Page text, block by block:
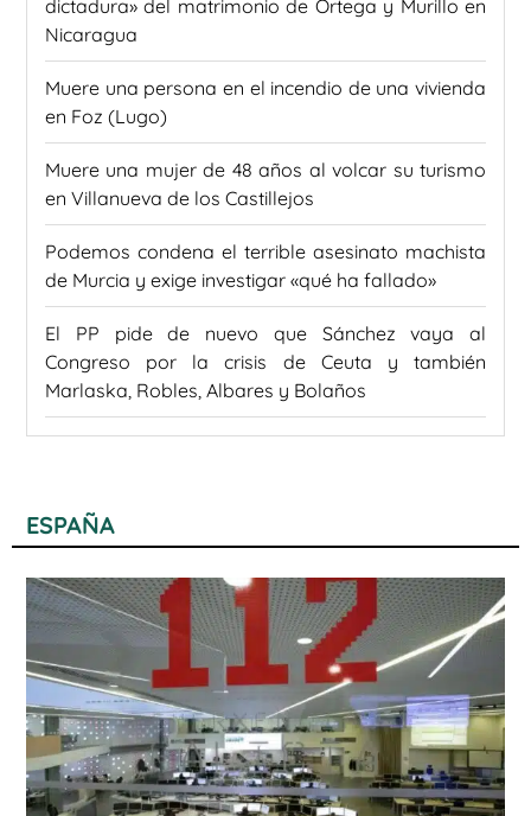
dictadura» del matrimonio de Ortega y Murillo en
Nicaragua
Muere una persona en el incendio de una vivienda
en Foz (Lugo)
Muere una mujer de 48 años al volcar su turismo
en Villanueva de los Castillejos
Podemos condena el terrible asesinato machista
de Murcia y exige investigar «qué ha fallado»
El PP pide de nuevo que Sánchez vaya al
Congreso por la crisis de Ceuta y también
Marlaska, Robles, Albares y Bolaños
ESPAÑA